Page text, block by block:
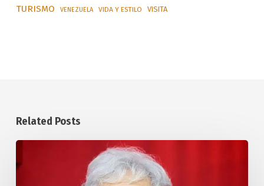
TURISMO VENEZUELA VIDA Y ESTILO VISITA
Related Posts
en